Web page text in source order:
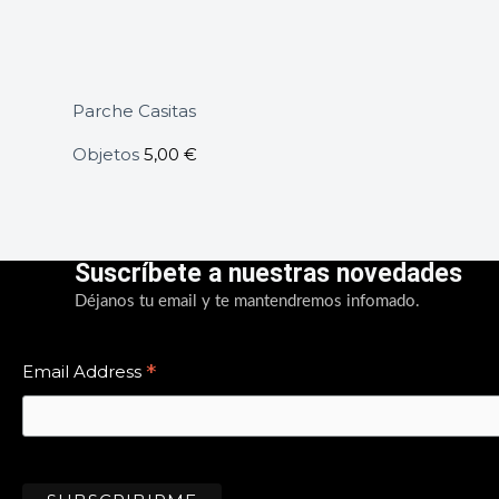
Parche Casitas
Objetos 5,00 €
Suscríbete a nuestras novedades
Déjanos tu email y te mantendremos infomado.
Email Address *